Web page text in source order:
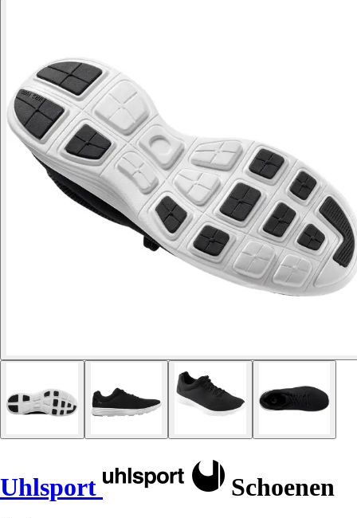
Uhlsport Schoenen